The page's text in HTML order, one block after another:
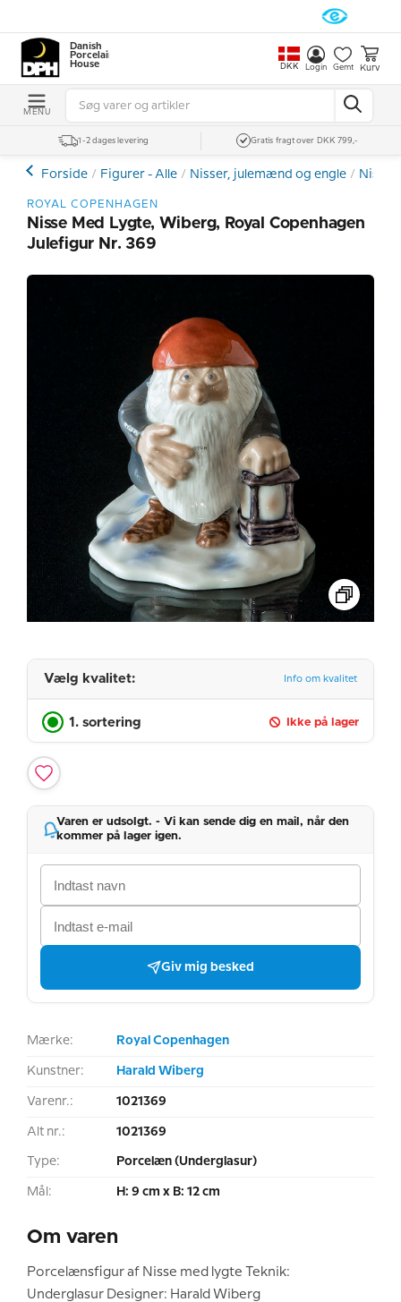
Danish
Porcelain
House
DKK Login Gemt Kurv
MENU
1-2 dages levering Gratis fragt over DKK 799,-
Forside Figurer - Alle Nisser, julemænd og engle
ROYAL COPENHAGEN
Nisse Med Lygte, Wiberg, Royal Copenhagen
Julefigur Nr. 369
Vælg kvalitet: Info om kvalitet
1. sortering Ikke på lager
Varen er udsolgt. - Vi kan sende dig en mail, når den
kommer på lager igen.
Giv mig besked
Mærke: Royal Copenhagen
Kunstner: Harald Wiberg
Varenr.: 1021369
Alt nr.: 1021369
Type: Porcelæn (Underglasur)
Mål: H: 9 cm x B: 12 cm
Om varen
Porcelænsfigur af Nisse med lygte Teknik:
Underglasur Designer: Harald Wiberg